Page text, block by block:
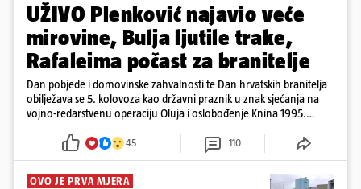
UŽIVO Plenković najavio veće
mirovine, Bulja ljutile trake,
Rafaleima počast za branitelje
Dan pobjede i domovinske zahvalnosti te Dan hrvatskih branitelja
obilježava se 5. kolovoza kao državni praznik u znak sjećanja na
vojno-redarstvenu operaciju Oluja i oslobođenje Knina 1995.
45 110
OVO JE PRVA MJERA